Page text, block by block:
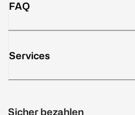
FAQ
Services
Sicher bezahlen